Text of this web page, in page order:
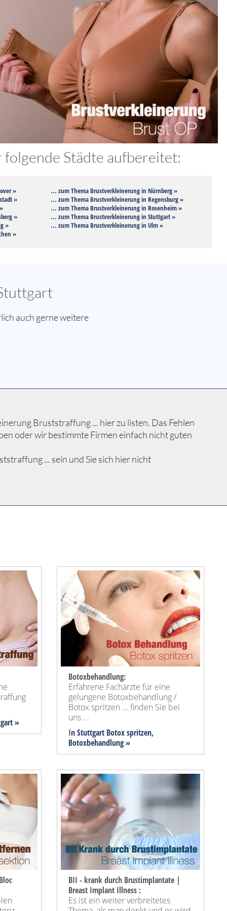
Städte aufbereitet:
»
»
»
»
»
... zum Thema Brustverkleinerung in Nürnberg »
... zum Thema Brustverkleinerung in Regensburg »
... zum Thema Brustverkleinerung in Rosenheim »
... zum Thema Brustverkleinerung in Stuttgart »
... zum Thema Brustverkleinerung in Ulm »
auch gerne weitere
Bruststraffung ... hier zu listen. Das Fehlen
oder wir bestimmte Firmen einfach nicht guten
... sein und Sie sich hier nicht
»
Botoxbehandlung:
Erfahrene Fachärzte für eine
gelungene Botoxbehandlung /
Botox spritzen ... finden Sie bei
uns ...
In Stuttgart Botox spritzen,
Botoxbehandlung »
BII - krank durch Brustimplantate |
Breast Implant Illness :
Es ist ein weiter verbreitetes